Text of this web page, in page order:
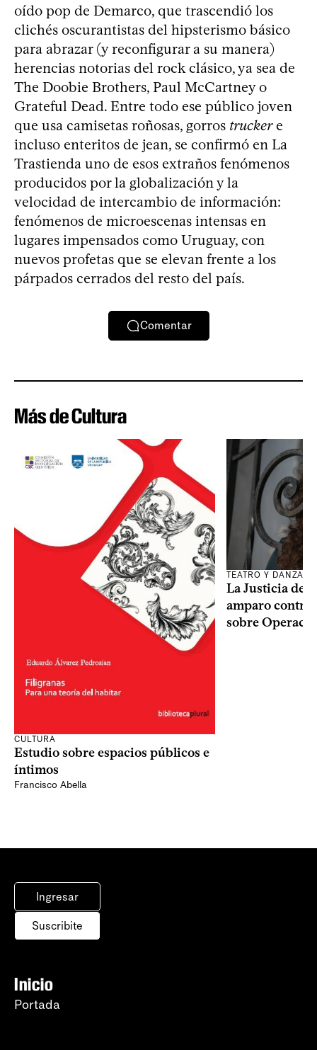
oído pop de Demarco, que trascendió los
clichés oscurantistas del hipsterismo básico
para abrazar (y reconfigurar a su manera)
herencias notorias del rock clásico, ya sea de
The Doobie Brothers, Paul McCartney o
Grateful Dead. Entre todo ese público joven
que usa camisetas roñosas, gorros truckere
incluso enteritos de jean, se confirmó en La
Trastienda uno de esos extraños fenómenos
producidos por la globalización y la
velocidad de intercambio de información:
fenómenos de microescenas intensas en
lugares impensados como Uruguay, con
nuevos profetas que se elevan frente a los
párpados cerrados del resto del país.
Comentar
Más de Cultura
CULTURA
Estudio sobre espacios públicos e
íntimos
Francisco Abella
TEATRO Y DANZA
La Justicia
amparo contra
sobre
Ingresar
Suscribite
Inicio
Portada